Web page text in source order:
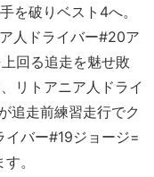
を破りベスト4へ。
人ドライバー#20ア
回る追走を魅せ敗
リトアニア人ドライ
追走前練習走行でク
イバー#19ジョージ=
。